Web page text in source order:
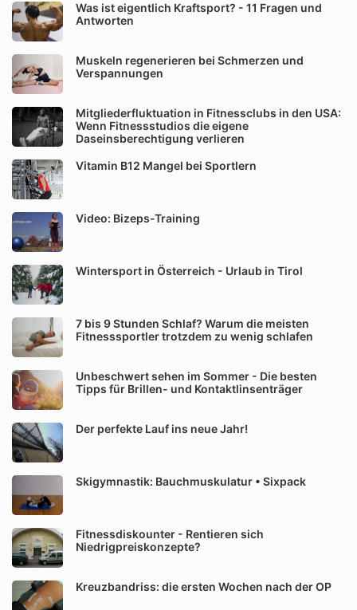
Was ist eigentlich Kraftsport? - 11 Fragen und
Antworten
Muskeln regenerieren bei Schmerzen und
Verspannungen
Mitgliederfluktuation in Fitnessclubs in den USA:
Wenn Fitnessstudios die eigene
Daseinsberechtigung verlieren
Vitamin B12 Mangel bei Sportlern
Video: Bizeps-Training
Wintersport in Österreich - Urlaub in Tirol
7 bis 9 Stunden Schlaf? Warum die meisten
Fitnesssportler trotzdem zu wenig schlafen
Unbeschwert sehen im Sommer - Die besten
Tipps für Brillen- und Kontaktlinsenträger
Der perfekte Lauf ins neue Jahr!
Skigymnastik: Bauchmuskulatur • Sixpack
Fitnessdiskounter - Rentieren sich
Niedrigpreiskonzepte?
Kreuzbandriss: die ersten Wochen nach der OP